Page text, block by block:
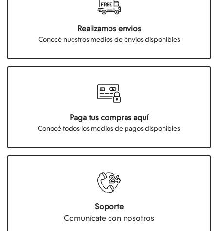
Realizamos envios
Conocé nuestros medios de envios disponibles
Paga tus compras aquí
Conocé todos los medios de pagos disponibles
Soporte
Comunícate con nosotros